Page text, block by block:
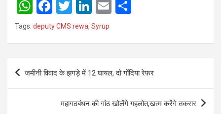
W
h
A
p
F
a
o
o
T
wi
Li
n
n
E
Tags: deputy CMS rewa, Syrup
Post
navigation
जमीनी विवाद के झगड़े में 12 घायल, दो गोंदिया रेफर
महागठबंधन की गांठ खोलेंगे गहलोत,खत्म करेंगे तकरार